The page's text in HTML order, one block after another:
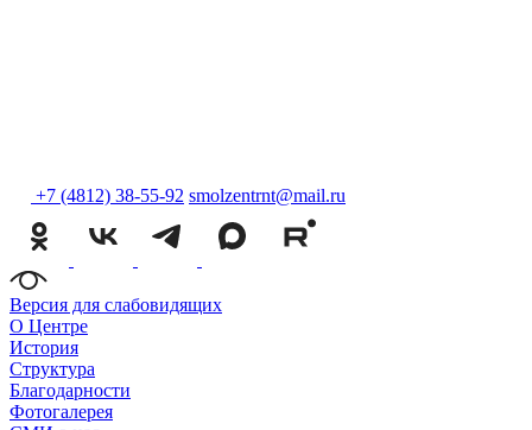
+7 (4812) 38-55-92 smolzentrnt@mail.ru
Версия для слабовидящих
О Центре
История
Структура
Благодарности
Фотогалерея